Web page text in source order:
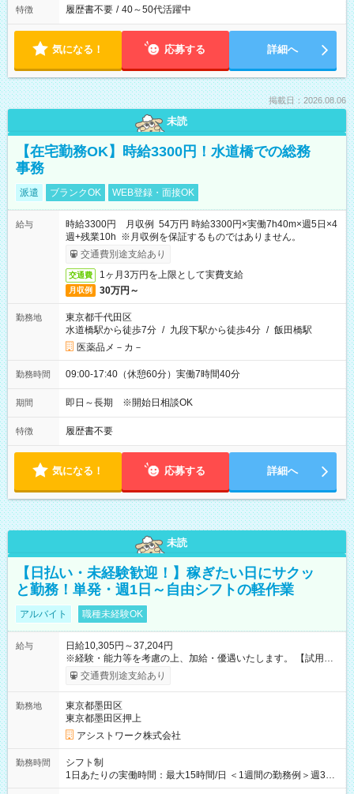
特徴 履歴書不要 / 40～50代活躍中
気になる！ 応募する 詳細へ
掲載日：2026.08.06
未読
【在宅勤務OK】時給3300円！水道橋での総務
事務
派遣 ブランクOK WEB登録・面接OK
給与
時給3300円 月収例 54万円 時給3300円×実働7h40m×週5日×4
週+残業10h ※月収例を保証するものではありません。
交通費別途支給あり
交通費 1ヶ月3万円を上限として実費支給
月収例 30万円～
勤務地
東京都千代田区
水道橋駅から徒歩7分 / 九段下駅から徒歩4分 / 飯田橋駅
医薬品メ－カ－
勤務時間 09:00-17:40（休憩60分）実働7時間40分
期間 即日～長期 ※開始日相談OK
特徴 履歴書不要
気になる！ 応募する 詳細へ
未読
【日払い・未経験歓迎！】稼ぎたい日にサクッ
と勤務！単発・週1日～自由シフトの軽作業
アルバイト 職種未経験OK
給与
日給10,305円～37,204円
※経験・能力等を考慮の上、加給・優遇いたします。 【試用期
間】試用期間なし
交通費別途支給あり
勤務地
東京都墨田区
東京都墨田区押上
アシストワーク株式会社
勤務時間
シフト制
1日あたりの実働時間：最大15時間/日 ＜1週間の勤務例＞週3回
勤務 勤務：月・水・金 休み：火・木・土・日 好きな時にお仕事